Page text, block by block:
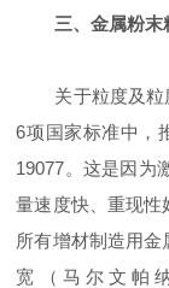
三、金属粉
关于粒度及
6项国家标准中，
19077。这是因为
量速度快、重现性
所有增材制造用
宽（马尔文帕